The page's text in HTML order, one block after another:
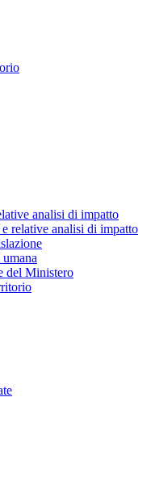
analisi di impatto
relative analisi di impatto
del Ministero